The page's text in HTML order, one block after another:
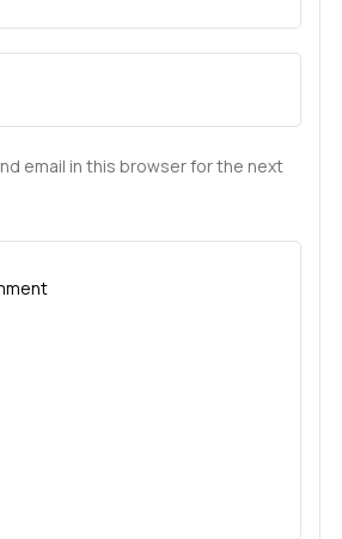
email in this browser for the next